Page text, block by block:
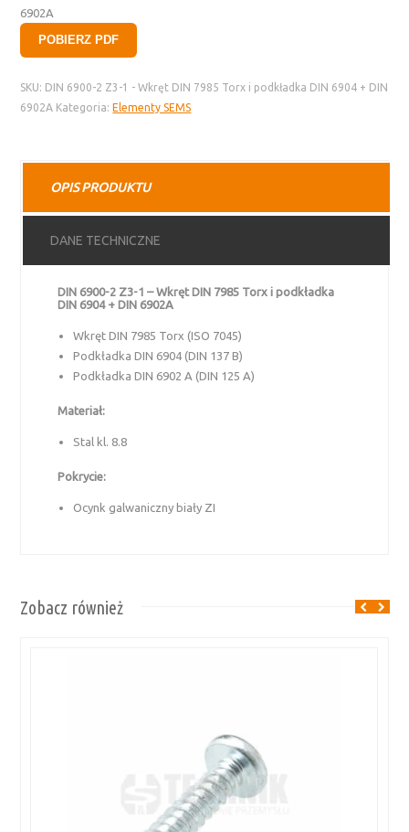
6902A
POBIERZ PDF
SKU: DIN 6900-2 Z3-1 - Wkręt DIN 7985 Torx i podkładka DIN 6904 + DIN
6902A Kategoria:Elementy SEMS
OPIS PRODUKTU
DANE TECHNICZNE
DIN 6900-2 Z3-1 – Wkręt DIN 7985 Torx i podkładka
DIN 6904 + DIN 6902A
Wkręt DIN 7985 Torx (ISO 7045)
Podkładka DIN 6904 (DIN 137 B)
Podkładka DIN 6902 A (DIN 125 A)
Materiał:
Stal kl. 8.8
Pokrycie:
Ocynk galwaniczny biały ZI
Zobacz również